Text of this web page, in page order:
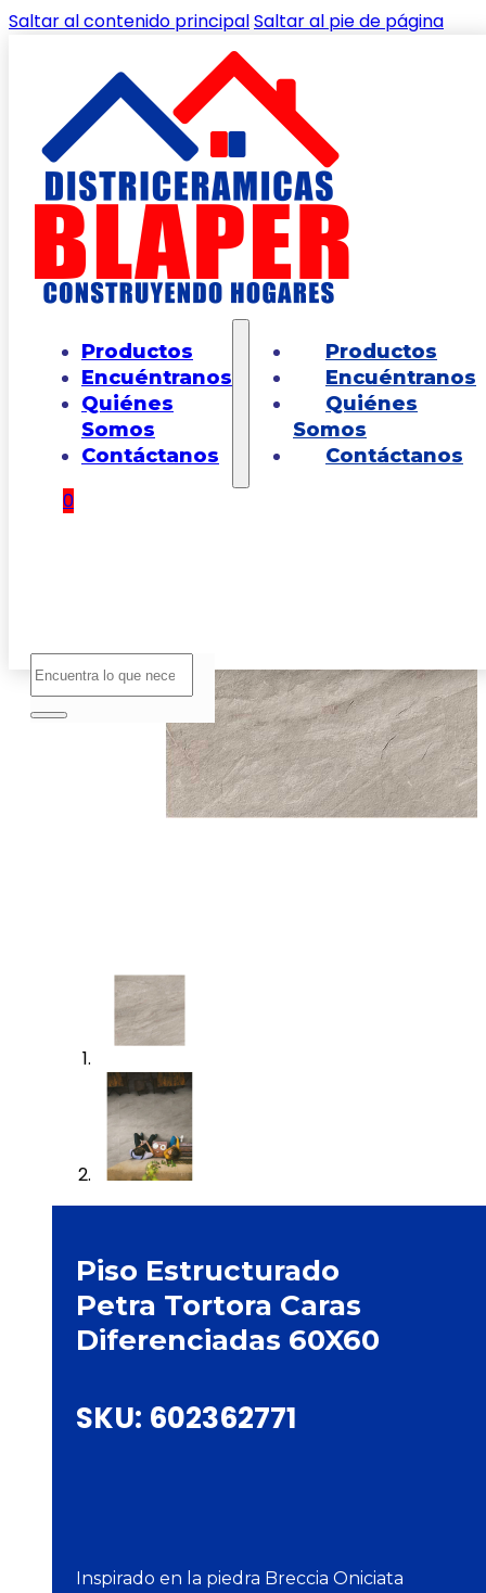
Saltar al contenido principalSaltar al pie de página
Productos
Encuéntranos
Quiénes
Somos
Contáctanos
Productos
Encuéntranos
Quiénes
Somos
Contáctanos
0
Buscar
Inicio/Shop/PISOS PISO INTERIOR/Piso
Estructurado Petra Tortora Caras
Diferenciadas 60X60
🔍
Piso Estructurado
Petra Tortora Caras
Diferenciadas 60X60
SKU: 602362771
Inspirado en la piedra Breccia Oniciata